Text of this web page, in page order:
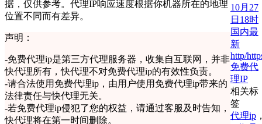
据，仅供参考。代理IP响应速度根据你机器所在的地理
位置不同而有差异。
声明：
-免费代理ip是第三方代理服务器，收集自互联网，并非
快代理所有，快代理不对免费代理ip的有效性负责。
-请合法使用免费代理ip，由用户使用免费代理ip带来的
法律责任与快代理无关。
-若免费代理ip侵犯了您的权益，请通过客服及时告知，
快代理将在第一时间删除。
10月27
日18时
国内最
新
http/
免费代
理IP
相关标
签
代理ip